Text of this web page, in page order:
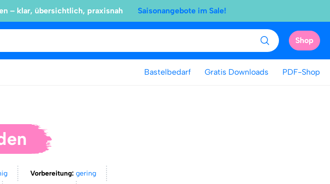
– klar, übersichtlich, praxisnah Saisonangebote im Sale!
Shop
Bastelbedarf Gratis Downloads PDF-Shop
Vorbereitung:gering